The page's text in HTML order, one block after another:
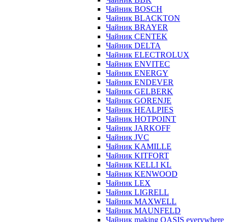
Чайник BOSCH
Чайник BLACKTON
Чайник BRAYER
Чайник CENTEK
Чайник DELTA
Чайник ELECTROLUX
Чайник ENVITEC
Чайник ENERGY
Чайник ENDEVER
Чайник GELBERK
Чайник GORENJE
Чайник HEALPIES
Чайник HOTPOINT
Чайник JARKOFF
Чайник JVC
Чайник KAMILLE
Чайник KITFORT
Чайник KELLI KL
Чайник KENWOOD
Чайник LEX
Чайник LIGRELL
Чайник MAXWELL
Чайник MAUNFELD
Чайник making OASIS everywhere